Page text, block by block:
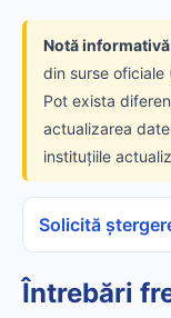
Notă
din surse oficiale
Pot exista
actualizarea
instituțiile
Solicită
Întrebări